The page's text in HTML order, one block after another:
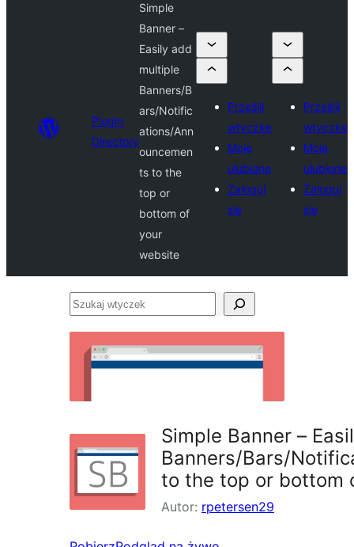
Plugin
Directory
Simple
Banner –
Easily add
multiple
Banners/B
ars/Notific
ations/Ann
ouncemen
ts to the
top or
bottom of
your
website
Prześlij
wtyczkę
Moje
ulubione
Zaloguj
się
Prześlij
wtyczkę
Moje
ulubione
Zaloguj
się
Szukaj
Simple Banner –
Banners/Bars/
to the top or bottom
Autor: rpetersen29